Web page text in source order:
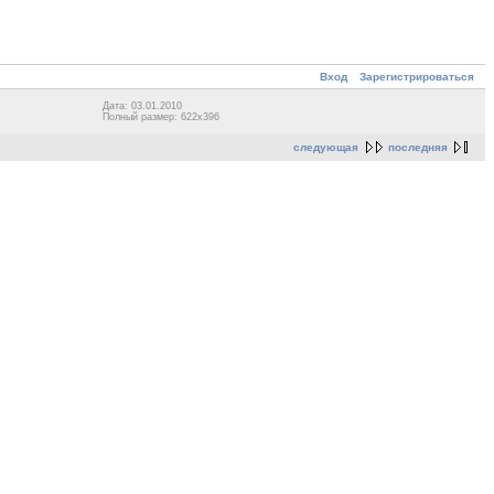
Вход Зарегистрироваться
Дата: 03.01.2010
Полный размер: 622x396
следующая последняя